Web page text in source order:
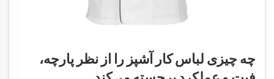
چه چیزی لباس کار آشپز را از نظر پارچه،